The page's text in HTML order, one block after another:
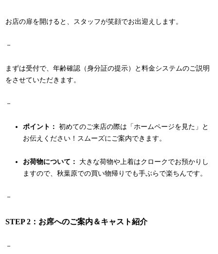
お店の扉を開けると、スタッフが笑顔でお出迎えします。
－
まずは受付で、年齢確認（身分証の提示）と料金システムのご説明
をさせていただきます。
－
ポイント： 初めてのご来店の際は「ホームページを見た」と
お伝えください！スムーズにご案内できます。
お荷物について：
大きな荷物や上着はクロークでお預かりし
ますので、秋葉原での買い物帰りでも手ぶらで楽ちんです。
－
STEP 2：お席へのご案内＆キャスト紹介
－